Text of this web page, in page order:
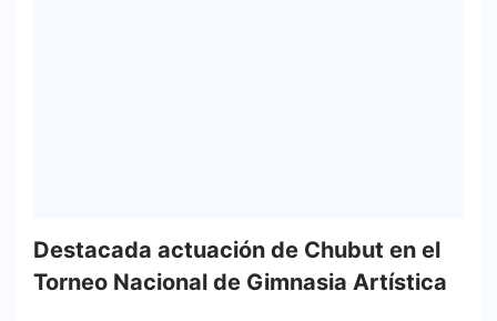
Destacada actuación de Chubut en el
Torneo Nacional de Gimnasia Artística